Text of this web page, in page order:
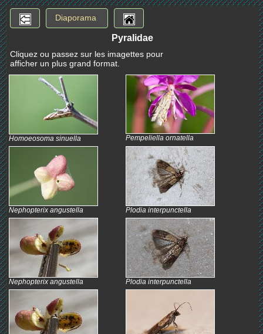
Diaporama
Pyralidae
Cliquez ou passez sur les imagettes pour
afficher un plus grand format.
Homoeosoma sinuella
Nephopterix angustella
Nephopterix angustella
Pempeliella ornatella
Plodia interpunctella
Plodia interpunctella